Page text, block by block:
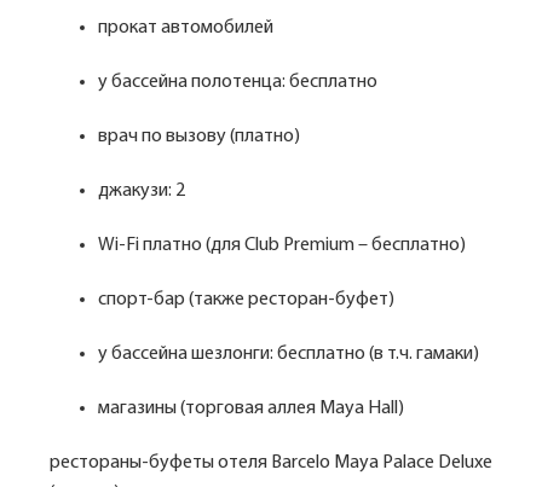
прокат автомобилей
у бассейна полотенца: бесплатно
врач по вызову (платно)
джакузи: 2
Wi-Fi платно (для Club Premium – бесплатно)
спорт-бар (также ресторан-буфет)
у бассейна шезлонги: бесплатно (в т.ч. гамаки)
магазины (торговая аллея Maya Hall)
рестораны-буфеты отеля Barcelo Maya Palace Deluxe